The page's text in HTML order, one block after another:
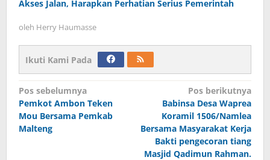
Akses Jalan, Harapkan Perhatian Serius Pemerintah
oleh Herry Haumasse
Ikuti Kami Pada
Navigasi
pos
Pos sebelumnya
Pemkot Ambon Teken
Mou Bersama Pemkab
Malteng
Pos berikutnya
Babinsa Desa Waprea
Koramil 1506/Namlea
Bersama Masyarakat Kerja
Bakti pengecoran tiang
Masjid Qadimun Rahman.